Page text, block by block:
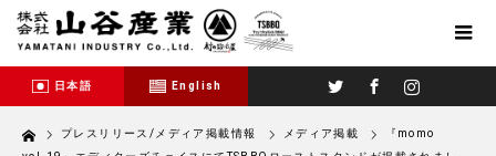
日本語 English
Home プレスリリース/メディア掲載情報 メディア掲載
『momo